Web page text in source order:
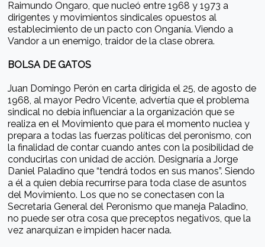
Raimundo Ongaro, que nucleó entre 1968 y 1973 a
dirigentes y movimientos sindicales opuestos al
establecimiento de un pacto con Onganía. Viendo a
Vandor a un enemigo, traidor de la clase obrera.
BOLSA DE GATOS
Juan Domingo Perón en carta dirigida el 25, de agosto de
1968, al mayor Pedro Vicente, advertía que el problema
sindical no debía influenciar a la organización que se
realiza en el Movimiento que para el momento nuclea y
prepara a todas las fuerzas políticas del peronismo, con
la finalidad de contar cuando antes con la posibilidad de
conducirlas con unidad de acción. Designaría a Jorge
Daniel Paladino que “tendrá todos en sus manos”. Siendo
a él a quien debía recurrirse para toda clase de asuntos
del Movimiento. Los que no se conectasen con la
Secretaria General del Peronismo que maneja Paladino,
no puede ser otra cosa que preceptos negativos, que la
vez anarquizan e impiden hacer nada.